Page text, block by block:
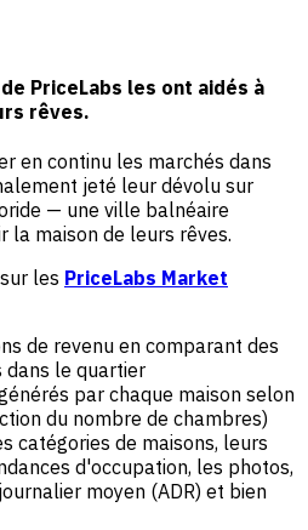
PriceLabs les ont aidés à
rêves.
en continu les marchés dans
jeté leur dévolu sur
— une ville balnéaire
maison de leurs rêves.
les PriceLabs Market
de revenu en comparant des
dans le quartier
par chaque maison selon
du nombre de chambres)
catégories de maisons, leurs
d'occupation, les photos,
moyen (ADR) et bien